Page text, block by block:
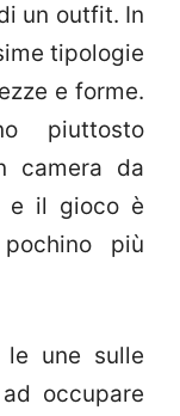
un outfit. In
tipologie
e forme.
piuttosto
camera da
e il gioco è
più
le une sulle
occupare